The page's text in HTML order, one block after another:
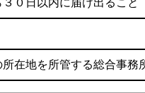
０日以内に届け出ること
在地を所管する総合事務